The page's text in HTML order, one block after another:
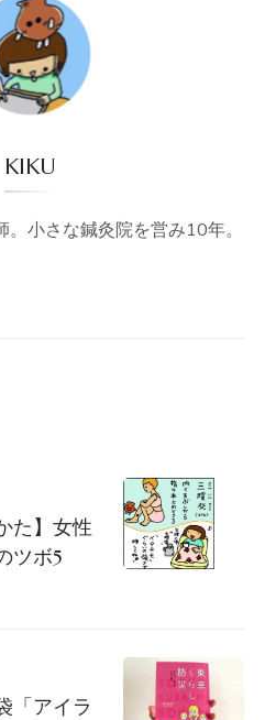
KIKU
小さな鍼灸院を営み10年。
た】女性
ツボ5
「アイラ